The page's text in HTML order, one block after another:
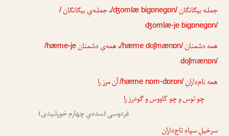
جملـه بیگانگان/ʤomlæ bigɒnegɒn/،جملـه‌یِ بیگانگان/
ʤomlæ-je bigɒnegɒn/
همه دشمنان/hæme doʃmænɒn/،همه‌یِ دشمنان /hæme-je
doʃmænɒn/
همه نام‌دارانِ/hæme nɒm-dɒrɒn/آن مرز را
چو توس و چو کاووس و گودرز را
فردوسی (سده‌یِ چهارم خورشیدی)
سرخیلِ سپاهِ تاج‌داران